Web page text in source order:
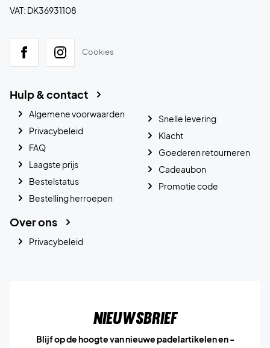
VAT: DK36931108
Cookies
Hulp & contact
Algemene voorwaarden
Privacybeleid
FAQ
Laagste prijs
Bestelstatus
Bestelling herroepen
Snelle levering
Klacht
Goederen retourneren
Cadeaubon
Promotie code
Over ons
Privacybeleid
Nieuwsbrief
Blijf op de hoogte van nieuwe padelartikelen en -